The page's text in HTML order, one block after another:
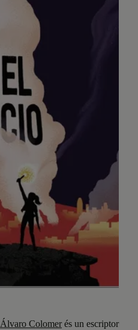
Álvaro Colomer és un escriptor